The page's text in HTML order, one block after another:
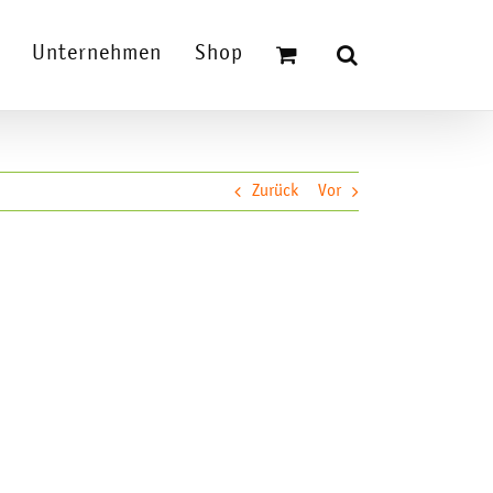
Unternehmen Shop
Zurück Vor